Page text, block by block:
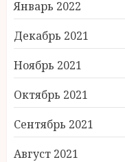
Январь 2022
Декабрь 2021
Ноябрь 2021
Октябрь 2021
Сентябрь 2021
Август 2021